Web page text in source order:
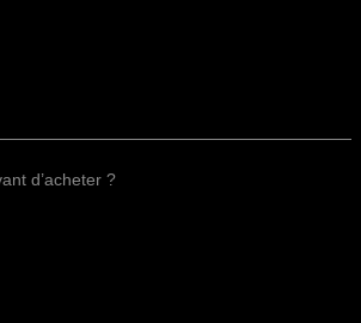
d’acheter ?